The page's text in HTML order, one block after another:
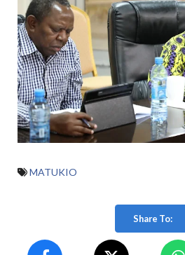
MATUKIO
Share To: